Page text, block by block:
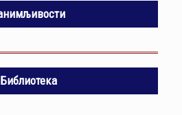
Библиотека